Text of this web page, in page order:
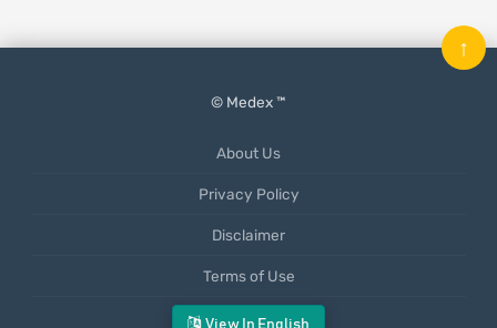
View In English
© Medex ™
About Us
Privacy Policy
Disclaimer
Terms of Use
Mobile App
↑